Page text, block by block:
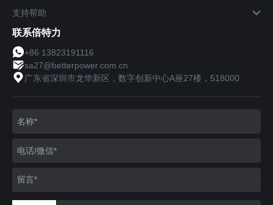
支持帮助
联系倍特力
+86 13823191116
sa27@betterpower.com.cn
广东省深圳市龙华新区，数字创新中心A座27楼，518000